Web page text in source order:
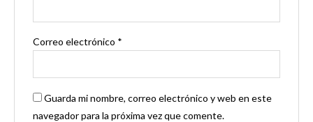
Correo electrónico *
Guarda mi nombre, correo electrónico y web en este
navegador para la próxima vez que comente.